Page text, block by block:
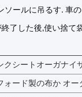
ソールに吊るす. 車
了した後,使い捨て
クシートオーガナイ
ォード製の布か オー